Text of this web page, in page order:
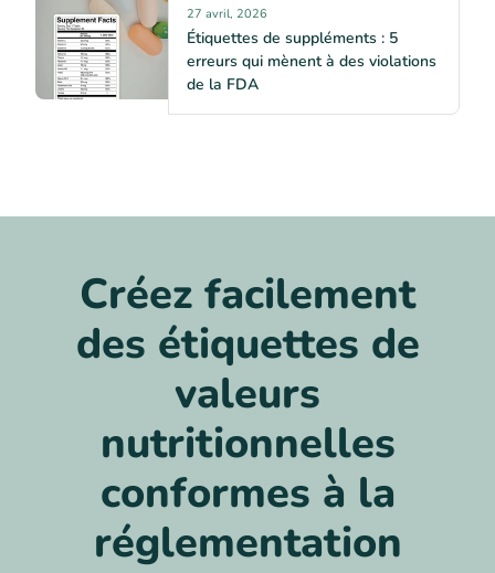
27 avril, 2026
Étiquettes de suppléments : 5
erreurs qui mènent à des violations
de la FDA
Créez facilement
des étiquettes de
valeurs
nutritionnelles
conformes à la
réglementation